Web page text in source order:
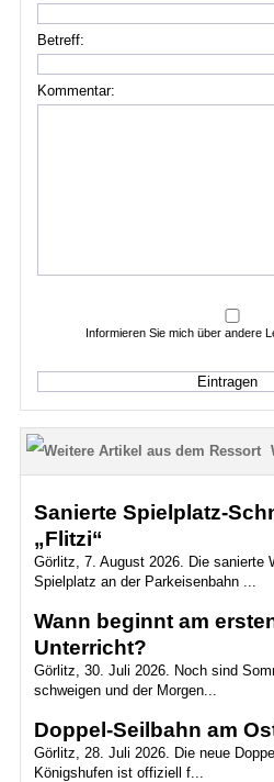
Betreff:
Kommentar:
Informieren Sie mich über andere
Sanierte Spielplatz-
„Flitzi“
Görlitz, 7. August 2026. Die sanierte
Spielplatz an der Parkeisenbahn ...
Wann beginnt am
Unterricht?
Görlitz, 30. Juli 2026. Noch sind
schweigen und der Morgen...
Doppel-Seilbahn am
Görlitz, 28. Juli 2026. Die neue
Königshufen ist offiziell f...